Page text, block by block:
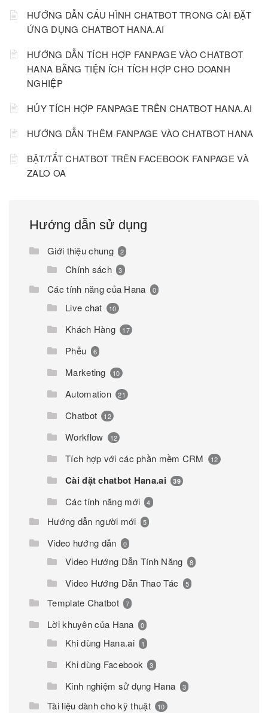
HƯỚNG DẪN CẤU HÌNH CHATBOT TRONG CÀI ĐẶT
ỨNG DỤNG CHATBOT HANA.AI
HƯỚNG DẪN TÍCH HỢP FANPAGE VÀO CHATBOT
HANA BẰNG TIỆN ÍCH TÍCH HỢP CHO DOANH
NGHIỆP
HỦY TÍCH HỢP FANPAGE TRÊN CHATBOT HANA.AI
HƯỚNG DẪN THÊM FANPAGE VÀO CHATBOT HANA
BẬT/TẮT CHATBOT TRÊN FACEBOOK FANPAGE VÀ
ZALO OA
Hướng dẫn sử dụng
Giới thiệu chung 2
Chính sách 3
Các tính năng của Hana 0
Live chat 10
Khách Hàng 17
Phễu 6
Marketing 10
Automation 21
Chatbot 12
Workflow 12
Tích hợp với các phần mềm CRM 12
Cài đặt chatbot Hana.ai 39
Các tính năng mới 4
Hướng dẫn người mới 5
Video hướng dẫn 0
Video Hướng Dẫn Tính Năng 8
Video Hướng Dẫn Thao Tác 5
Template Chatbot 7
Lời khuyên của Hana 0
Khi dùng Hana.ai 1
Khi dùng Facebook 3
Kinh nghiệm sử dụng Hana 3
Tài liệu dành cho kỹ thuật 10